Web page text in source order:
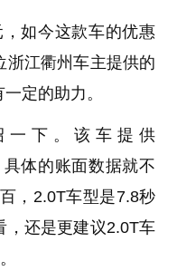
如今这款车的优惠
浙江衢州车主提供的
定的助力。
一下。该车提供
体的账面数据就不
，2.0T车型是7.8秒
，还是更建议2.0T车